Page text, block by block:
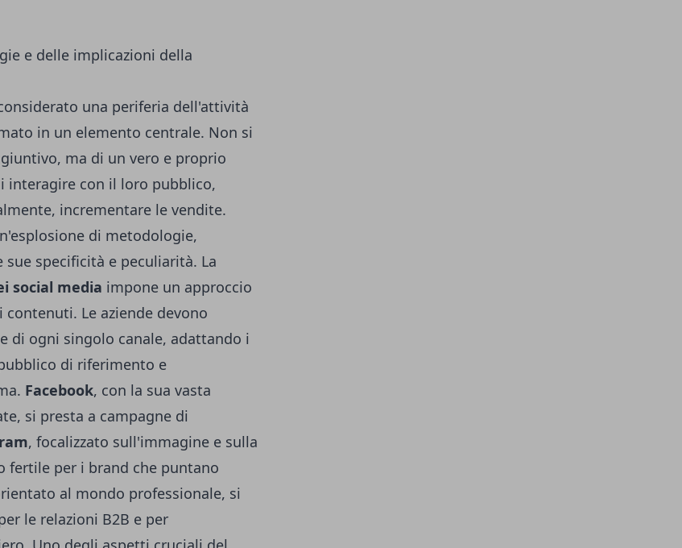
e delle implicazioni della
una periferia dell'attività
in un elemento centrale. Non si
ma di un vero e proprio
interagire con il loro pubblico,
incrementare le vendite.
di metodologie,
specificità e peculiarità. La
social media impone un approccio
Le aziende devono
di ogni singolo canale, adattando i
di riferimento e
Facebook, con la sua vasta
si presta a campagne di
, focalizzato sull'immagine e sulla
fertile per i brand che puntano
al mondo professionale, si
le relazioni B2B e per